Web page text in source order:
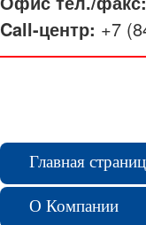
Call-центр: +7
Главная
О Компании